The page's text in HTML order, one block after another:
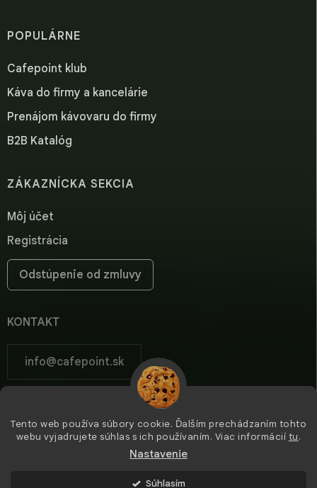
Tento web používa súbory cookie. Ďalším prechádzaním tohto
webu vyjadrujete súhlas s ich používaním. Viac informácií tu.
Nastavenie
Súhlasím
POPULÁRNE
Cafepoint klub
Káva do firmy a kancelárie
Prenájom kávovaru do firmy
B2B Katalóg
ZÁKAZNÍCKA SEKCIA
Môj účet
Registrácia
Odstúpenie od zmluvy
KONTAKT
info@cafepoint.sk
cafepoint_sk/